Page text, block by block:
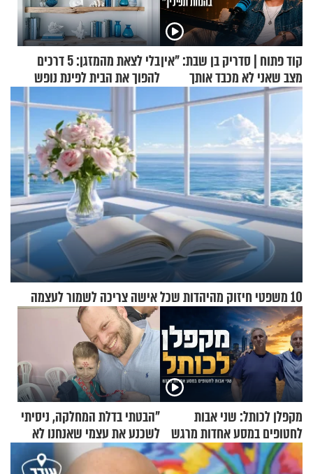
קוד פתוח | סדריק בן שבת: "אין
מצב שאני לא מכבד אותך
בבוקר בהנחת תפילין"
בלי לצאת מהמזגן: 5 דרכים
להפוך את הבית לפינת נופש
10 משפטי חיזוק מהיהדות שכל אישה צריכה לשמור לעצמה
מקפלן לכותל: שני אבות
לחטופים במסע אחדות מרגש
"הבטתי בדלת המחלקה, ניסיתי
לשכנע את עצמי שאנחנו לא
שייכים לשם"